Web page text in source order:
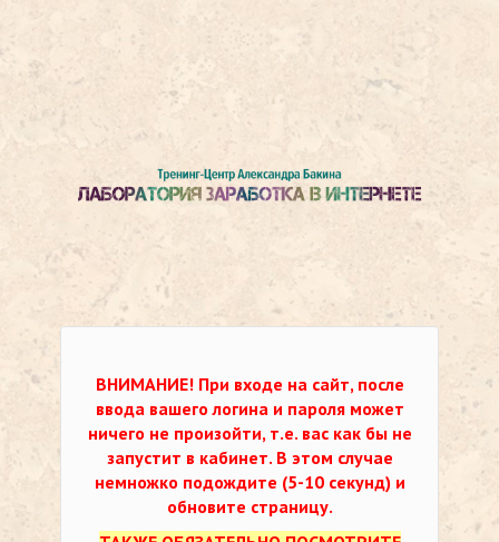
ВНИМАНИЕ! При входе на сайт, после
ввода вашего логина и пароля может
ничего не произойти, т.е. вас как бы не
запустит в кабинет. В этом случае
немножко подождите (5-10 секунд) и
обновите страницу.